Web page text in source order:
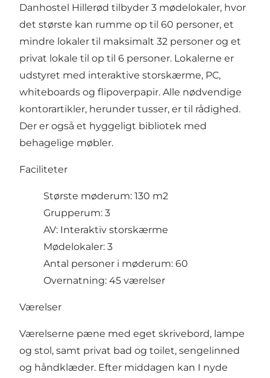
Danhostel Hillerød tilbyder 3 mødelokaler, hvor
det største kan rumme op til 60 personer, et
mindre lokaler til maksimalt 32 personer og et
privat lokale til op til 6 personer. Lokalerne er
udstyret med interaktive storskærme, PC,
whiteboards og flipoverpapir. Alle nødvendige
kontorartikler, herunder tusser, er til rådighed.
Der er også et hyggeligt bibliotek med
behagelige møbler.
Faciliteter
Største møderum: 130 m2
Grupperum: 3
AV: Interaktiv storskærme
Mødelokaler: 3
Antal personer i møderum: 60
Overnatning: 45 værelser
Værelser
Værelserne pæne med eget skrivebord, lampe
og stol, samt privat bad og toilet, sengelinned
og håndklæder. Efter middagen kan I nyde